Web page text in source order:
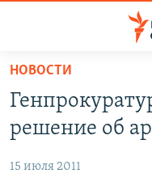
упрощенного
доступа
основному
ПОДКАСТЫ
АВТОРСКИЕ ПРОЕКТЫ
ЦИТАТЫ СВОБОДЫ
НОВОСТИ
решение об
15 июля 2011